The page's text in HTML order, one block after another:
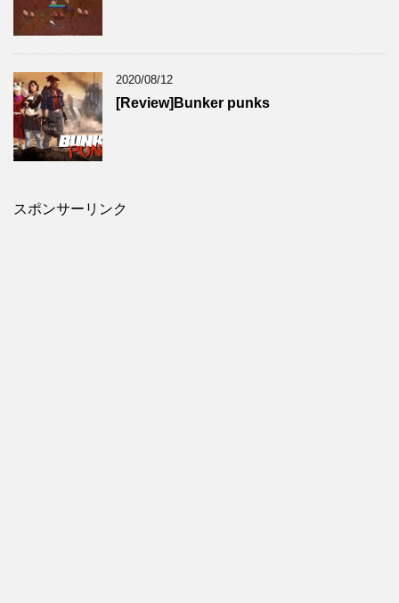
2020/08/12
[Review]Bunker punks
スポンサーリンク